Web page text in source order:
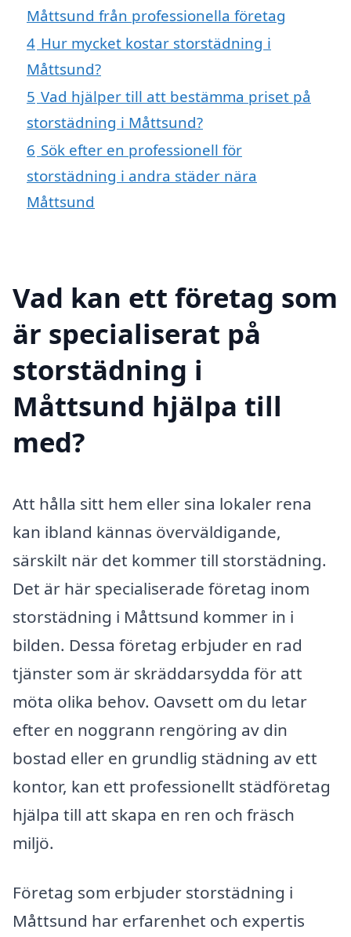
Måttsund från professionella företag
4 Hur mycket kostar storstädning i
Måttsund?
5 Vad hjälper till att bestämma priset på
storstädning i Måttsund?
6 Sök efter en professionell för
storstädning i andra städer nära
Måttsund
Vad kan ett företag som
är specialiserat på
storstädning i
Måttsund hjälpa till
med?
Att hålla sitt hem eller sina lokaler rena
kan ibland kännas överväldigande,
särskilt när det kommer till storstädning.
Det är här specialiserade företag inom
storstädning i Måttsund kommer in i
bilden. Dessa företag erbjuder en rad
tjänster som är skräddarsydda för att
möta olika behov. Oavsett om du letar
efter en noggrann rengöring av din
bostad eller en grundlig städning av ett
kontor, kan ett professionellt städföretag
hjälpa till att skapa en ren och fräsch
miljö.
Företag som erbjuder storstädning i
Måttsund har erfarenhet och expertis